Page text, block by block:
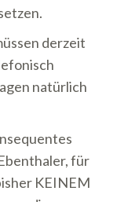
derzeit
natürlich
für
KEINEM